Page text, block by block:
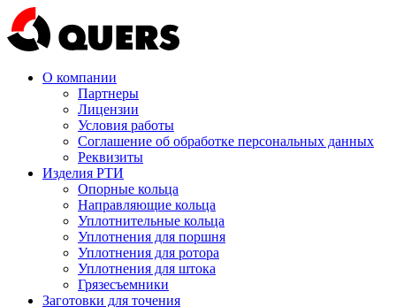
О компании
Партнеры
Лицензии
Условия работы
Соглашение об обработке персональных данных
Реквизиты
Изделия РТИ
Опорные кольца
Направляющие кольца
Уплотнительные кольца
Уплотнения для поршня
Уплотнения для ротора
Уплотнения для штока
Грязесъемники
Заготовки для точения